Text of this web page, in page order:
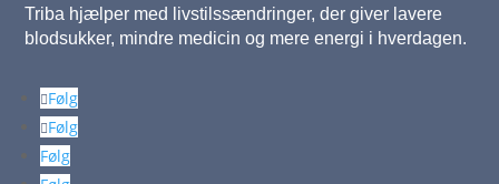
Triba hjælper med livstilssændringer, der giver lavere
blodsukker, mindre medicin og mere energi i hverdagen.
Følg
Følg
Følg